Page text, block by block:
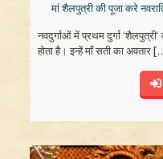
मां शैलपुत्री की पूजा करे
नवदुर्गाओं में प्रथम दुर्गा
होता है। इन्हें माँ सती का अवतार